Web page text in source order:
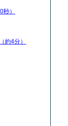
秒）
（約4分）